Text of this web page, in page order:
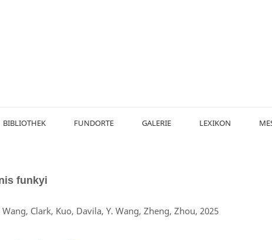
BIBLIOTHEK FUNDORTE GALERIE LEXIKON
funkyi
Wang, Clark, Kuo, Davila, Y. Wang, Zheng, Zhou, 2025